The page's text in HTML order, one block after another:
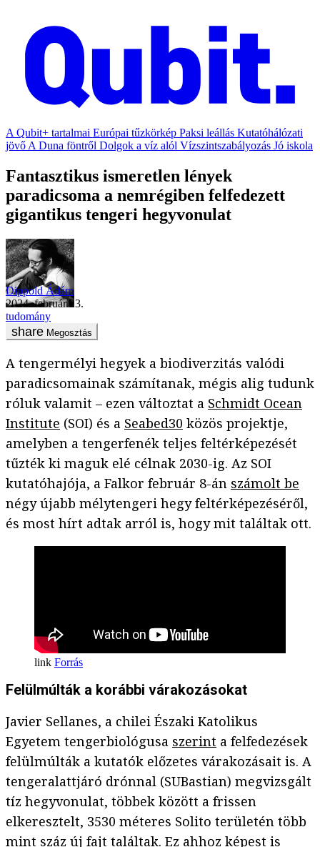
A Qubit+ tartalmai Európai tűzkörkép Paksi leállás Kutatóhálózati
jövő A Duna föntről Dolgok a víz alól Vízszintszabályozás Jó iskola
Fantasztikus ismeretlen lények
paradicsoma a nemrégiben felfedezett
gigantikus tengeri hegyvonulat
Dippold Ádám
2024. február 23.
tudomány
Megosztás
A tengermélyi hegyek a biodiverzitás valódi
paradicsomainak számítanak, mégis alig tudunk
róluk valamit – ezen változtat a Schmidt Ocean
Institute (SOI) és a Seabed30 közös projektje,
amelyben a tengerfenék teljes feltérképezését
tűzték ki maguk elé célnak 2030-ig. Az SOI
kutatóhajója, a Falkor február 8-án számolt be
négy újabb mélytengeri hegy feltérképezéséről,
és most hírt adtak arról is, hogy mit találtak ott.
Forrás
Felülmúlták a korábbi várakozásokat
Javier Sellanes, a chilei Északi Katolikus
Egyetem tengerbiológusa szerint a felfedezések
felülmúlták a kutatók előzetes várakozásait is. A
tengeralattjáró drónnal (SUBastian) megvizsgált
tíz hegyvonulat, többek között a frissen
elkeresztelt, 3530 méteres Solito területén több
mint száz új fajt találtak. Ez ahhoz képest is